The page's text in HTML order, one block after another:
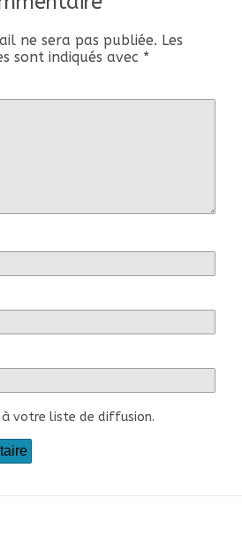
ne sera pas publiée. Les
sont indiqués avec *
votre liste de diffusion.